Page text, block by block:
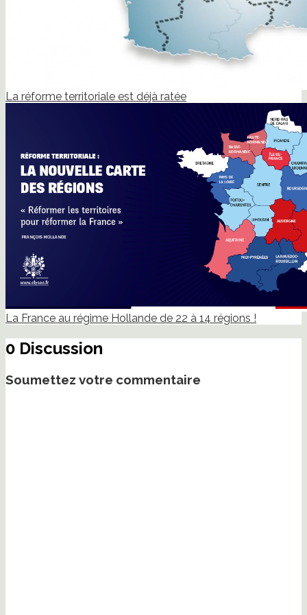
La réforme territoriale est déjà ratée
La France au régime Hollande de 22 à 14 régions !
0 Discussion
Soumettez votre commentaire